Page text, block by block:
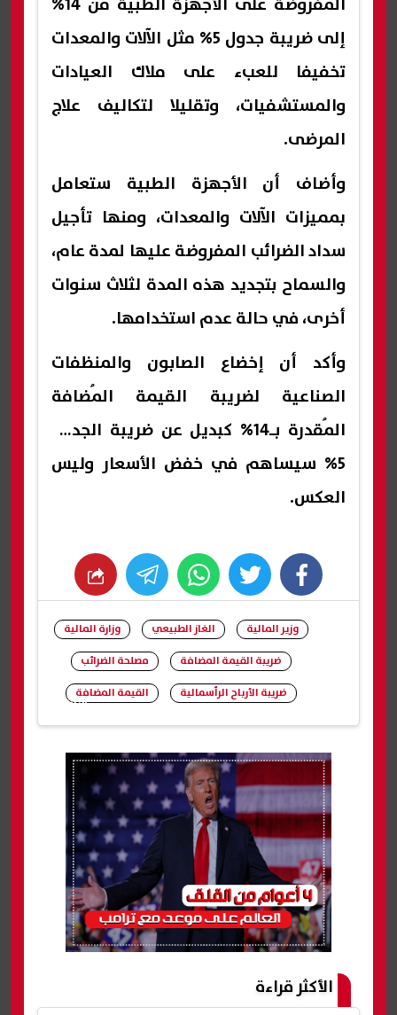
إلى ضريبة جدول 5% مثل الآلات والمعدات
تخفيفا للعبء على ملاك العيادات
والمستشفيات، وتقليلا لتكاليف علاج
المرضى.
وأضاف أن الأجهزة الطبية ستعامل
بمميزات الآلات والمعدات، ومنها تأجيل
سداد الضرائب المفروضة عليها لمدة عام،
والسماح بتجديد هذه المدة لثلاث سنوات
أخرى، في حالة عدم استخدامها.
وأكد أن إخضاع الصابون والمنظفات
الصناعية لضريبة القيمة المُضافة
المُقدرة بـ14% كبديل عن ضريبة الجدول
5% سيساهم في خفض الأسعار وليس
العكس.
facebook
twitter
whats
شارك
وزير المالية الغاز الطبيعي
وزارة المالية
ضريبة القيمة المضافة
مصلحة الضرائب
ضريبة الأرباح الرأسمالية
القيمة المضافة
الأكثر قراءة